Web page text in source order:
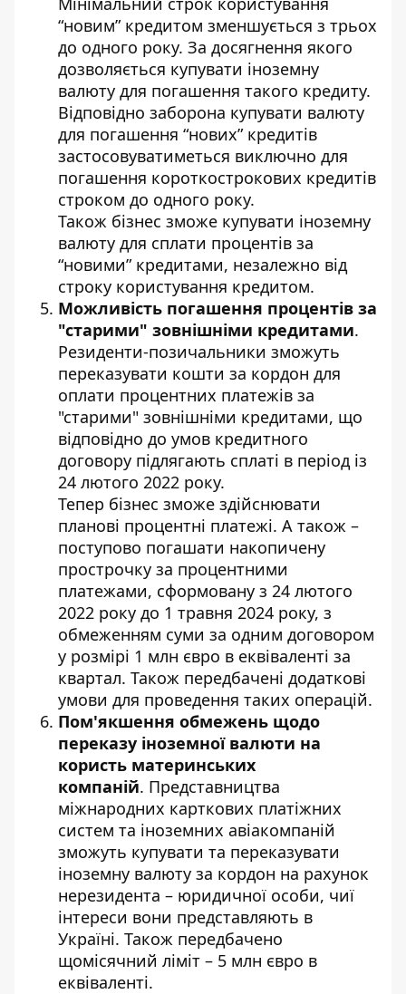
“новим” кредитом зменшується з трьох
до одного року. За досягнення якого
дозволяється купувати іноземну
валюту для погашення такого кредиту.
Відповідно заборона купувати валюту
для погашення “нових” кредитів
застосовуватиметься виключно для
погашення короткострокових кредитів
строком до одного року.
Також бізнес зможе купувати іноземну
валюту для сплати процентів за
“новими” кредитами, незалежно від
строку користування кредитом.
Можливість погашення процентів за
"старими" зовнішніми кредитами.
Резиденти-позичальники зможуть
переказувати кошти за кордон для
оплати процентних платежів за
"старими" зовнішніми кредитами, що
відповідно до умов кредитного
договору підлягають сплаті в період із
24 лютого 2022 року.
Тепер бізнес зможе здійснювати
планові процентні платежі. А також –
поступово погашати накопичену
прострочку за процентними
платежами, сформовану з 24 лютого
2022 року до 1 травня 2024 року, з
обмеженням суми за одним договором
у розмірі 1 млн євро в еквіваленті за
квартал. Також передбачені додаткові
умови для проведення таких операцій.
Пом'якшення обмежень щодо
переказу іноземної валюти на
користь материнських
компаній. Представництва
міжнародних карткових платіжних
систем та іноземних авіакомпаній
зможуть купувати та переказувати
іноземну валюту за кордон на рахунок
нерезидента – юридичної особи, чиї
інтереси вони представляють в
Україні. Також передбачено
щомісячний ліміт – 5 млн євро в
еквіваленті.